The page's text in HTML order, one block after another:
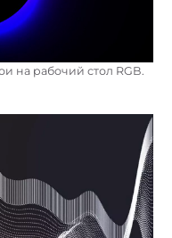
на рабочий стол RGB.